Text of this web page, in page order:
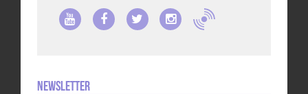
Newsletter